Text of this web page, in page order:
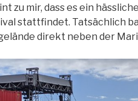
zu mir, dass es ein
stattfindet. Tatsächlich
direkt neben der